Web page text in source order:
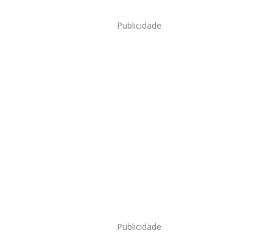
Publicidade
Publicidade